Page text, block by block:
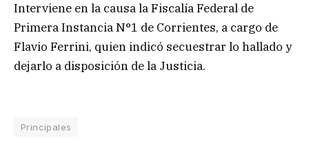
Interviene en la causa la Fiscalía Federal de
Primera Instancia N°1 de Corrientes, a cargo de
Flavio Ferrini, quien indicó secuestrar lo hallado y
dejarlo a disposición de la Justicia.
Principales